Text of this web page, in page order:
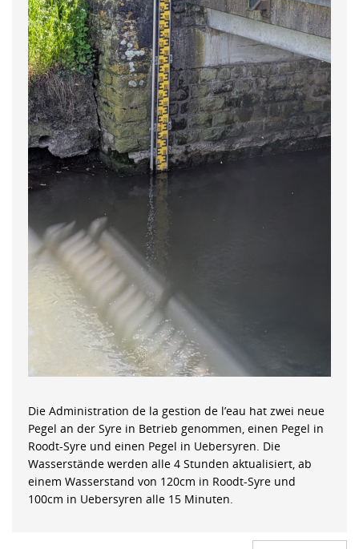
Die Administration de la gestion de l’eau hat zwei neue
Pegel an der Syre in Betrieb genommen, einen Pegel in
Roodt-Syre und einen Pegel in Uebersyren. Die
Wasserstände werden alle 4 Stunden aktualisiert, ab
einem Wasserstand von 120cm in Roodt-Syre und
100cm in Uebersyren alle 15 Minuten.